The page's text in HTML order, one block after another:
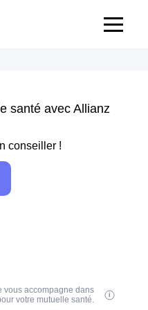
santé avec Allianz
conseiller !
vous accompagne dans
votre mutuelle santé.